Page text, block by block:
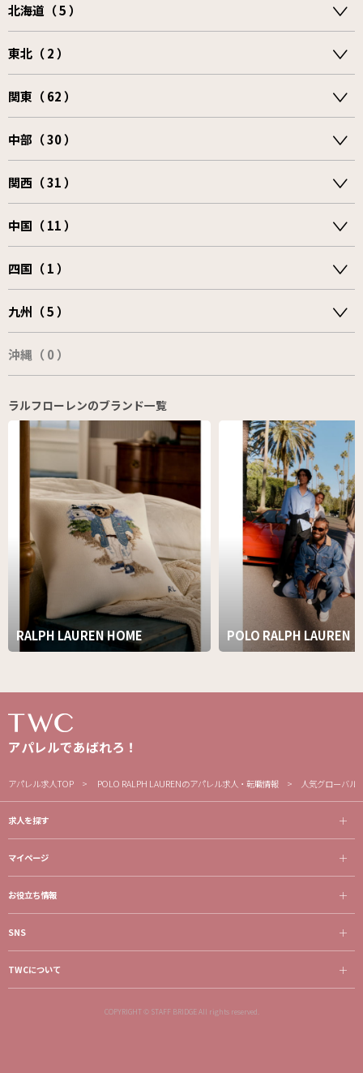
北海道（ 5 ）
東北（ 2 ）
関東（ 62 ）
中部（ 30 ）
関西（ 31 ）
中国（ 11 ）
四国（ 1 ）
九州（ 5 ）
沖縄（ 0 ）
ラルフローレンのブランド一覧
RALPH LAUREN HOME POLO RALPH LAUREN
アパレルであばれろ！
アパレル求人TOP POLO RALPH LAURENのアパレル求人・転職情報 人気グローバル
求人を探す
マイページ
お役立ち情報
SNS
TWCについて
COPYRIGHT © STAFF BRIDGE All rights reserved.